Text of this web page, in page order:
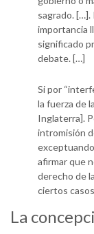
sagrado. […].
importancia
significado
debate. […]
Si por
la fuerza de
Inglaterra].
intromisión
afirmar que
derecho de
ciertos
La